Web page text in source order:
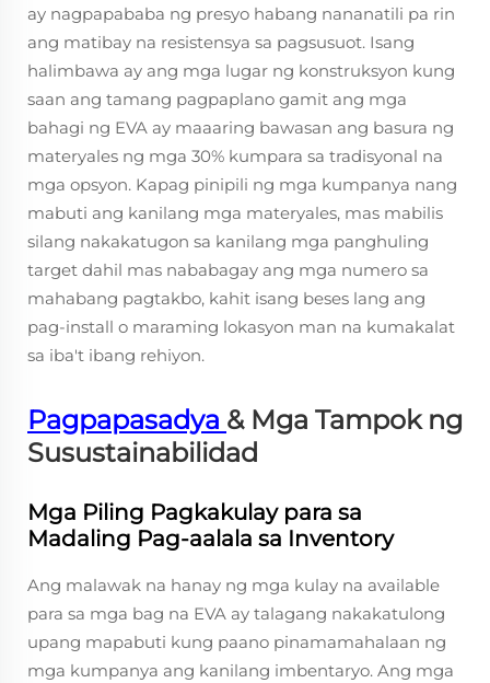
ay nagpapababa ng presyo habang nananatili pa rin
ang matibay na resistensya sa pagsusuot. Isang
halimbawa ay ang mga lugar ng konstruksyon kung
saan ang tamang pagpaplano gamit ang mga
bahagi ng EVA ay maaaring bawasan ang basura ng
materyales ng mga 30% kumpara sa tradisyonal na
mga opsyon. Kapag pinipili ng mga kumpanya nang
mabuti ang kanilang mga materyales, mas mabilis
silang nakakatugon sa kanilang mga panghuling
target dahil mas nababagay ang mga numero sa
mahabang pagtakbo, kahit isang beses lang ang
pag-install o maraming lokasyon man na kumakalat
sa iba't ibang rehiyon.
Pagpapasadya & Mga Tampok ng
Susustainabilidad
Mga Piling Pagkakulay para sa
Madaling Pag-aalala sa Inventory
Ang malawak na hanay ng mga kulay na available
para sa mga bag na EVA ay talagang nakakatulong
upang mapabuti kung paano pinamamahalaan ng
mga kumpanya ang kanilang imbentaryo. Ang mga